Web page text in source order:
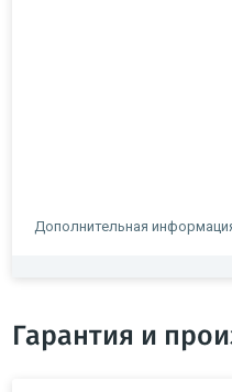
Дополнительная
Гарантия и